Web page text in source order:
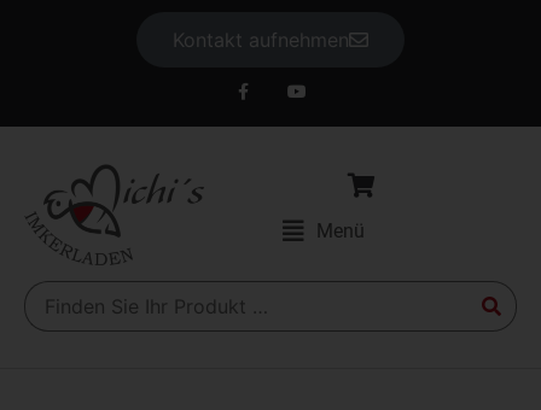
Kontakt aufnehmen
Menü